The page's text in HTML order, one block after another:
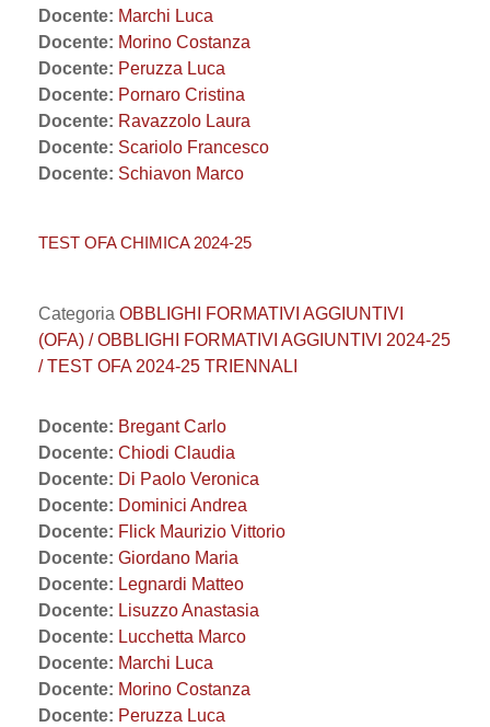
Docente: Marchi Luca
Docente: Morino Costanza
Docente: Peruzza Luca
Docente: Pornaro Cristina
Docente: Ravazzolo Laura
Docente: Scariolo Francesco
Docente: Schiavon Marco
TEST OFA CHIMICA 2024-25
Categoria OBBLIGHI FORMATIVI AGGIUNTIVI
(OFA) / OBBLIGHI FORMATIVI AGGIUNTIVI 2024-25
/ TEST OFA 2024-25 TRIENNALI
Docente: Bregant Carlo
Docente: Chiodi Claudia
Docente: Di Paolo Veronica
Docente: Dominici Andrea
Docente: Flick Maurizio Vittorio
Docente: Giordano Maria
Docente: Legnardi Matteo
Docente: Lisuzzo Anastasia
Docente: Lucchetta Marco
Docente: Marchi Luca
Docente: Morino Costanza
Docente: Peruzza Luca